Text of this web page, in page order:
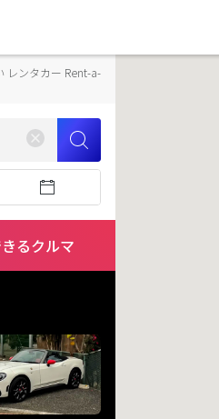
レンタカー Rent-a-
るクルマ